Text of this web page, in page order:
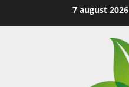
7 august 2026